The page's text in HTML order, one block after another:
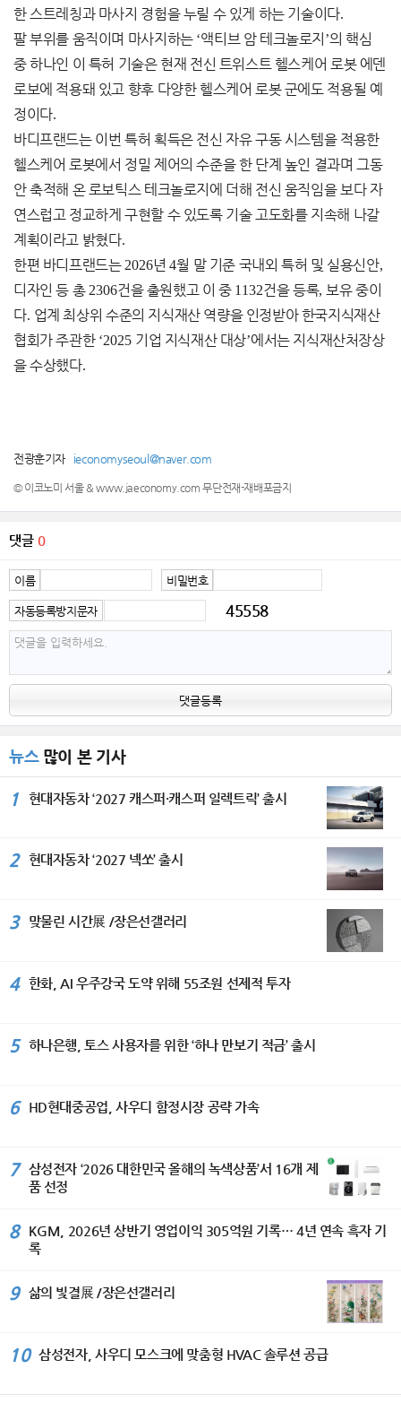
한 스트레칭과 마사지 경험을 누릴 수 있게 하는 기술이다.
팔 부위를 움직이며 마사지하는 ‘액티브 암 테크놀로지 ’의 핵심
중 하나인 이 특허 기술은 현재 전신 트위스트 헬스케어 로봇 에덴
로보에 적용돼 있고 향후 다양한 헬스케어 로봇 군에도 적용될 예
정이다.
바디프랜드는 이번 특허 획득은 전신 자유 구동 시스템을 적용한
헬스케어 로봇에서 정밀 제어의 수준을 한 단계 높인 결과며 그동
안 축적해 온 로보틱스 테크놀로지에 더해 전신 움직임을 보다 자
연스럽고 정교하게 구현할 수 있도록 기술 고도화를 지속해 나갈
계획이라고 밝혔다.
한편 바디프랜드는2026년4월 말 기준 국내외 특허 및 실용신안,
디자인 등 총 2306건을 출원했고 이 중 1132건을 등록, 보유 중이
다. 업계 최상위 수준의 지식재산 역량을 인정받아 한국지식재산
협회가 주관한 ‘2025 기업 지식재산 대상’에서는 지식재산처장상
을 수상했다.
전광훈기자 ieconomyseoul@naver.com
© 이코노미 서울 & www.jaeconomy.com 무단전재-재배포금지
댓글 0
이름 비밀번호
자동등록방지문자 45558
댓글등록
뉴스많이 본 기사
1 현대자동차 ‘2027 캐스퍼·캐스퍼 일렉트릭’ 출시
2 현대자동차 ‘2027 넥쏘’ 출시
3 맞물린 시간展 /장은선갤러리
4 한화, AI 우주강국 도약 위해 55조원 선제적 투자
5 하나은행, 토스 사용자를 위한 ‘하나 만보기 적금’ 출시
6 HD현대중공업, 사우디 함정시장 공략 가속
7
삼성전자 ‘2026 대한민국 올해의 녹색상품’서 16개 제
품 선정
8
KGM, 2026년 상반기 영업이익 305억원 기록… 4년 연속 흑자 기
록
9 삶의 빛결展 /장은선갤러리
10 삼성전자, 사우디 모스크에 맞춤형 HVAC 솔루션 공급